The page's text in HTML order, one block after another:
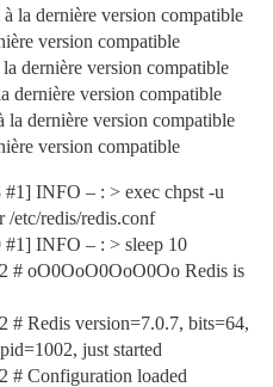
à la dernière version compatible
version compatible
dernière version compatible
dernière version compatible
la dernière version compatible
version compatible
#1] INFO – : > exec chpst -u
/etc/redis/redis.conf
#1] INFO – : > sleep 10
# oO0OoO0OoO0Oo Redis is
# Redis version=7.0.7, bits=64,
just started
# Configuration loaded